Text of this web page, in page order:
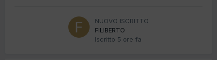
NUOVO ISCRITTO
FILIBERTO
Iscritto 5 ore fa